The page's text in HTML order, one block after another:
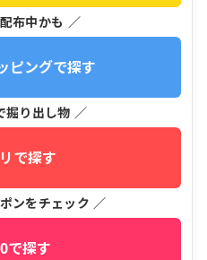
布中かも ／
ピングで探す
掘り出し物 ／
で探す
ンをチェック ／
で探す